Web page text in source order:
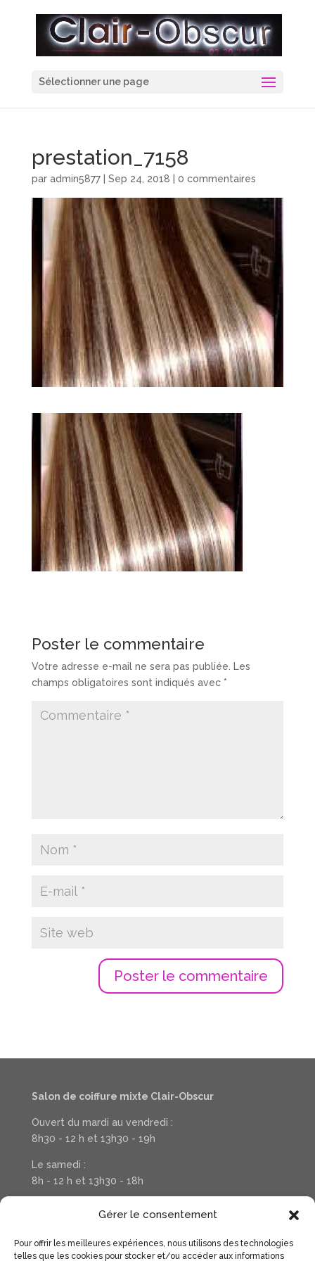
Gérer le consentement
Pour offrir les meilleures expériences, nous utilisons des technologies
telles que les cookies pour stocker et/ou accéder aux informations
Sélectionner une page
prestation_7158
par admin5877| Sep 24, 2018 0 commentaires
Poster le commentaire
Votre adresse e-mail ne sera pas publiée.
Les
champs obligatoires sont indiqués avec *
Salon de coiffure mixte Clair-Obscur
Ouvert du mardi au vendredi :
8h30 - 12 h et 13h30 - 19h
Le samedi :
8h - 12 h et 13h30 - 18h
Téléphone : 03 20 37 31 78
Suivez la vie de votre salon sur Facebook